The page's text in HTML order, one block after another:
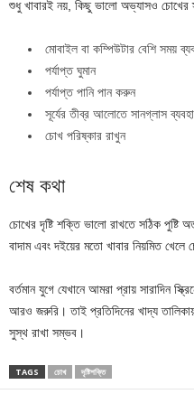
শুধু খাবারই নয়, কিছু ভালো অভ্যাসও চোখের
মোবাইল বা কম্পিউটার বেশি সময়
পর্যাপ্ত ঘুমান
পর্যাপ্ত পানি পান করুন
সূর্যের তীব্র আলোতে সানগ্লাস
চোখ পরিষ্কার রাখুন
শেষ কথা
চোখের দৃষ্টি শক্তি ভালো রাখতে সঠিক
বাদাম এবং দইয়ের মতো খাবার নিয়মিত
বর্তমান যুগে যেখানে আমরা প্রায় সারাদিন
আরও জরুরি। তাই প্রতিদিনের খাদ্য
সুস্থ রাখা সম্ভব।
TAGS চোখ দৃষ্টিশক্তি